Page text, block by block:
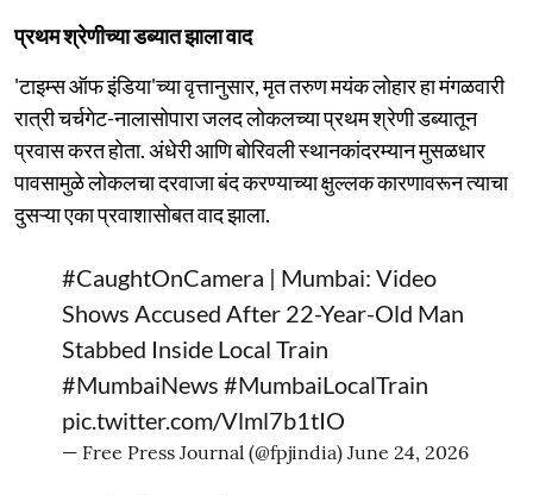
प्रथम श्रेणीच्या डब्यात झाला वाद
'टाइम्स ऑफ इंडिया'च्या वृत्तानुसार, मृत तरुण मयंक लोहार हा मंगळवारी
रात्री चर्चगेट-नालासोपारा जलद लोकलच्या प्रथम श्रेणी डब्यातून
प्रवास करत होता. अंधेरी आणि बोरिवली स्थानकांदरम्यान मुसळधार
पावसामुळे लोकलचा दरवाजा बंद करण्याच्या क्षुल्लक कारणावरून त्याचा
दुसऱ्या एका प्रवाशासोबत वाद झाला.
#CaughtOnCamera | Mumbai: Video
Shows Accused After 22-Year-Old Man
Stabbed Inside Local Train
#MumbaiNews #MumbaiLocalTrain
pic.twitter.com/Vlml7b1tIO
— Free Press Journal (@fpjindia) June 24, 2026